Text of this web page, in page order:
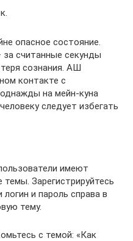
опасное состояние.
за считанные секунды
сознания. АШ
контакте с
на мейн-куна
следует избегать
имеют
Зарегистрируйтесь
и пароль справа в
тему.
с темой: «Как